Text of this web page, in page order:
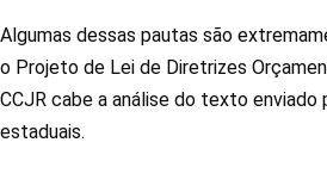
Algumas dessas pautas são
o Projeto de Lei de Diretrizes
CCJR cabe a análise do texto
estaduais.